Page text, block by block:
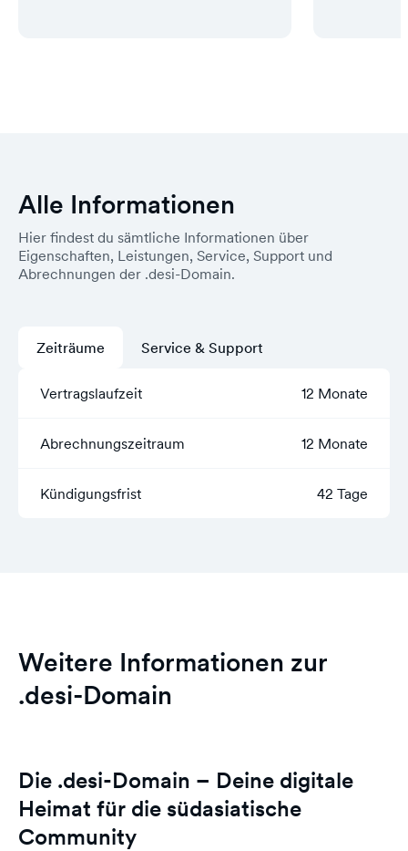
Alle Informationen
Hier findest du sämtliche Informationen über
Eigenschaften, Leistungen, Service, Support und
Abrechnungen der .desi-Domain.
Zeiträume
Vertragslaufzeit 12 Monate
Abrechnungszeitraum 12 Monate
Kündigungsfrist 42 Tage
Service & Support
Weitere Informationen zur
.desi-Domain
Die .desi-Domain – Deine digitale
Heimat für die südasiatische
Community